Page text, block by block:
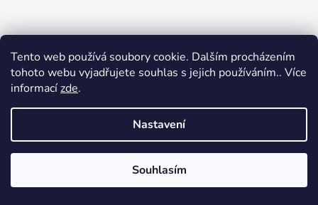
Tento web používá soubory cookie. Dalším procházením
tohoto webu vyjadřujete souhlas s jejich používáním.. Více
informacízde.
Nastavení
Souhlasím
Vytvořil Shoptet|Realizoval Appgrade
Železářství Keller
vyhrazena.